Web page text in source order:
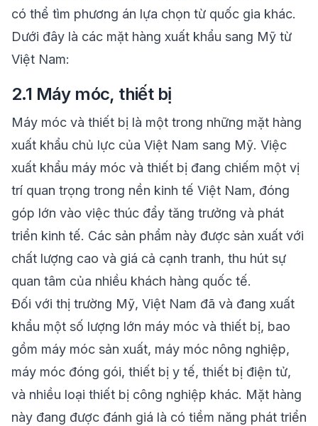
có thể tìm phương án lựa chọn từ quốc gia khác.
Dưới đây là các mặt hàng xuất khẩu sang Mỹ từ
Việt Nam:
2.1 Máy móc, thiết bị
Máy móc và thiết bị là một trong những mặt hàng
xuất khẩu chủ lực của Việt Nam sang Mỹ. Việc
xuất khẩu máy móc và thiết bị đang chiếm một vị
trí quan trọng trong nền kinh tế Việt Nam, đóng
góp lớn vào việc thúc đẩy tăng trưởng và phát
triển kinh tế. Các sản phẩm này được sản xuất với
chất lượng cao và giá cả cạnh tranh, thu hút sự
quan tâm của nhiều khách hàng quốc tế.
Đối với thị trường Mỹ, Việt Nam đã và đang xuất
khẩu một số lượng lớn máy móc và thiết bị, bao
gồm máy móc sản xuất, máy móc nông nghiệp,
máy móc đóng gói, thiết bị y tế, thiết bị điện tử,
và nhiều loại thiết bị công nghiệp khác. Mặt hàng
này đang được đánh giá là có tiềm năng phát triển